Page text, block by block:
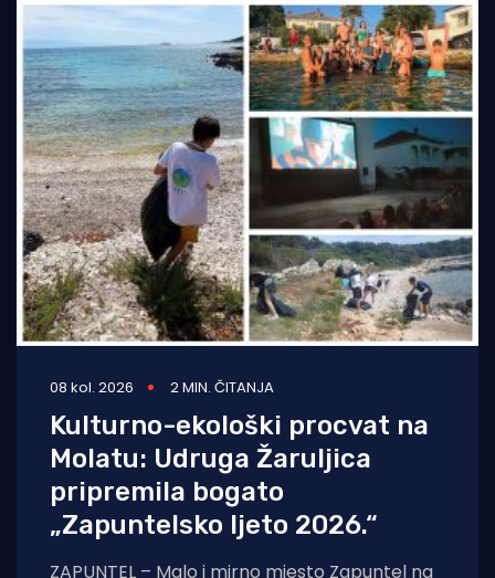
08 kol. 2026 2 MIN. ČITANJA
Kulturno-ekološki procvat na
Molatu: Udruga Žaruljica
pripremila bogato
„Zapuntelsko ljeto 2026.“
ZAPUNTEL – Malo i mirno mjesto Zapuntel na